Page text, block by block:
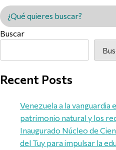
Buscar en MINCYT
Buscar
Recent Posts
Venezuela a la vanguardia
patrimonio natural y los
Inaugurado Núcleo de
del Tuy para impulsar la